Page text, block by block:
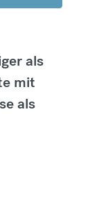
als
mit
als